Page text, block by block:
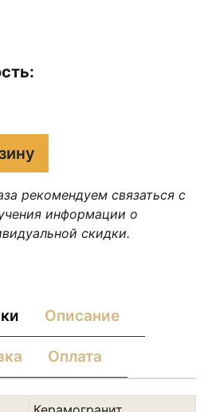
рекомендуем связаться с
информации о
скидки.
Описание
Оплата